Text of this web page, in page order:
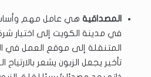
المصداقية هي عامل مهم
في مدينة الكويت إلى اختيار
المتنقلة إلى موقع العمل في
تأخير يجعل الزبون يشعر